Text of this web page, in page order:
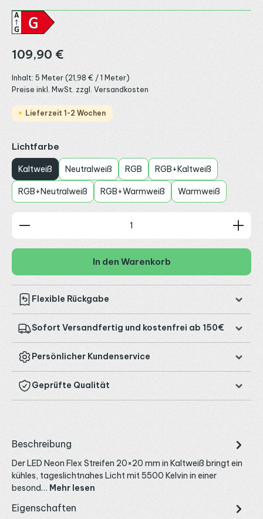
Regulärer Preis:
109,90 €
Inhalt: 5 Meter (21,98 € / 1 Meter)
Preise inkl. MwSt. zzgl. Versandkosten
Lieferzeit 1-2 Wochen
Lichtfarbe
Kaltweiß Neutralweiß RGB RGB+Kaltweiß
RGB+Neutralweiß RGB+Warmweiß Warmweiß
Produkt Anzahl: Gib den gewünschten Wert ein
In den Warenkorb
Flexible Rückgabe
Sofort Versandfertig und kostenfrei ab 150€
Persönlicher Kundenservice
Geprüfte Qualität
Beschreibung
Der LED Neon Flex Streifen 20×20 mm in Kaltweiß bringt ein
kühles, tageslichtnahes Licht mit 5500 Kelvin in einer
besond… Mehr lesen
Eigenschaften